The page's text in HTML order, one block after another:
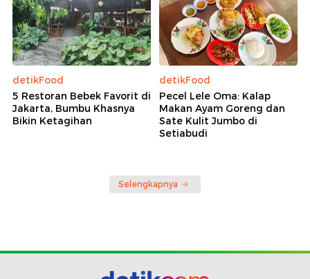
detikFood
5 Restoran Bebek Favorit di
Jakarta, Bumbu Khasnya
Bikin Ketagihan
detikFood
Pecel Lele Oma: Kalap
Makan Ayam Goreng dan
Sate Kulit Jumbo di
Setiabudi
Selengkapnya